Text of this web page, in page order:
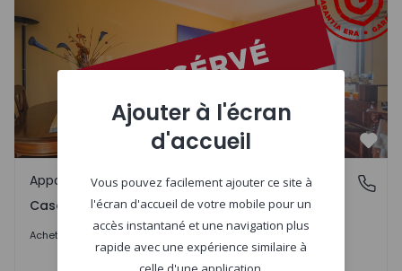
Casal de Cambra, Lisboa
Appartement
Casal de Cambra, Lisboa
Acheter 269.900 €
Ajouter à l'écran
d'accueil
Vous pouvez facilement ajouter ce site à
l'écran d'accueil de votre mobile pour un
accès instantané et une navigation plus
rapide avec une expérience similaire à